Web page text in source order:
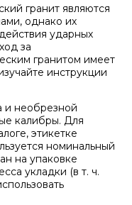
гранит являются
однако их
ударных
за
гранитом имеет
инструкции
и необрезной
калибры. Для
этикетке
номинальный
на упаковке
укладки (в т. ч.